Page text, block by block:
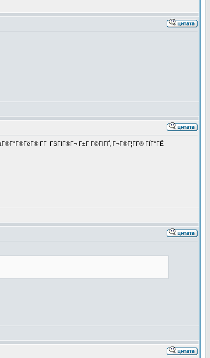
Г­Г ГЅГІГ®Г¬ Г±Г Г©ГІГҐ, Г¬Г®Г¦Г­Г® ГЇГ°ГЁ